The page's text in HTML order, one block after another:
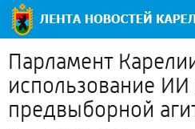
Парламент
использование ИИ
предвыборной